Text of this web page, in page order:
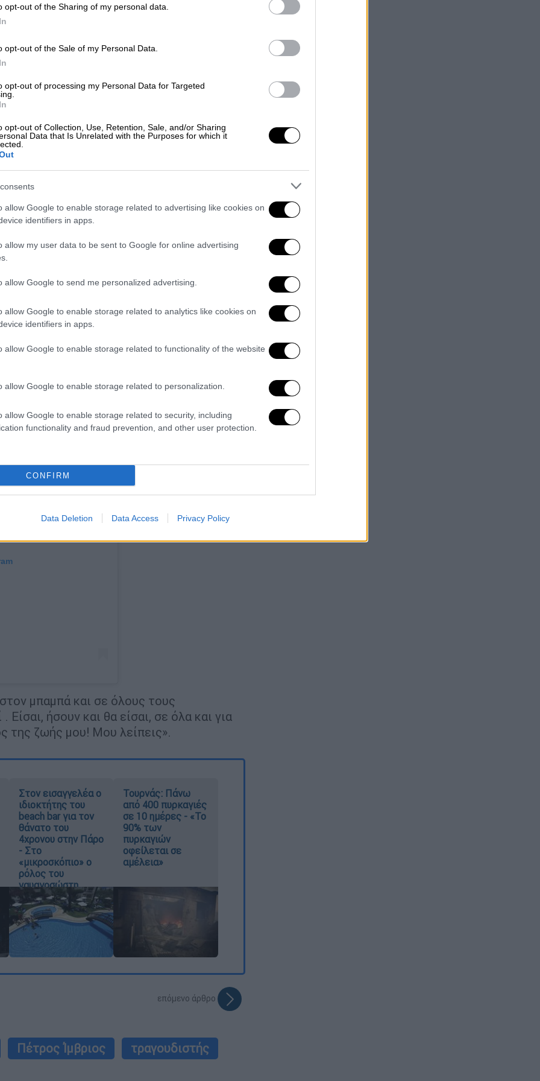
opt-out of the Sharing of my personal data.
opt-out of the Sale of my Personal Data.
opt-out of processing my Personal Data for Targeted
opt-out of Collection, Use, Retention, Sale, and/or Sharing
Data that Is Unrelated with the Purposes for which it
allow Google to enable storage related to advertising like cookies on
identifiers in apps.
allow my user data to be sent to Google for online advertising
allow Google to send me personalized advertising.
allow Google to enable storage related to analytics like cookies on
identifiers in apps.
allow Google to enable storage related to functionality of the website
allow Google to enable storage related to personalization.
allow Google to enable storage related to security, including
functionality and fraud prevention, and other user protection.
CONFIRM
Data Deletion Data Access Privacy Policy
της μετά την αποκαλυπτική
στα social media
αγάπη μου μοναδική. Πόσο πονάει η
μια υπομονή από τα παιδικά σου χρόνια,
και επέλεξες να φύγεις. Μια υπομονή
και γκρίνια, γεμάτη θετική σκέψη και
σε όλο τον κόσμο γύρω σου και που μας
τη δικαιοσύνη, την περηφάνεια, την
που χρειάζεται κάθε άνθρωπος.
τις χαρακτηρίζει η αγάπη, αλλά
είσαι η μάνα η δικιά μας. Αλλά επειδή
καλοσύνη της και την αγάπη που έδινε
Είσαι η Χρύσα με γνώσεις του
χιλίων πανεπιστημιακών
σ αγαπώ, μέχρι να έρθω να σε ανταμώσω.
μπαμπά και σε όλους τους
ήσουν και θα είσαι, σε όλα και για
της ζωής μου! Μου λείπεις».
Στον εισαγγελέα ο
ιδιοκτήτης του
beach bar για τον
θάνατο του
4χρονου στην Πάρο
- Στο
«μικροσκόπιο» ο
ρόλος του
ναυαγοσώστη
Τουρνάς: Πάνω
από 400 πυρκαγιές
σε 10 ημέρες - «Το
90% των
πυρκαγιών
οφείλεται σε
αμέλεια»
επόμενο άρθρο
Πέτρος Ίμβριος τραγουδιστής